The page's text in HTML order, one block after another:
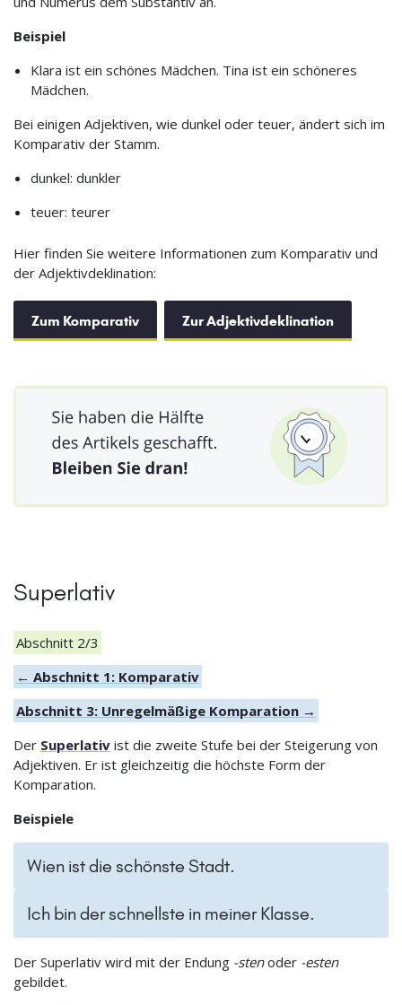
Beispiel
Klara ist ein schönes Mädchen. Tina ist ein schöneres
Mädchen.
Bei einigen Adjektiven, wie dunkel oder teuer, ändert sich im
Komparativ der Stamm.
dunkel: dunkler
teuer: teurer
Hier finden Sie weitere Informationen zum Komparativ und
der Adjektivdeklination:
Zum Komparativ Zur Adjektivdeklination
Superlativ
Abschnitt 2/3
← Abschnitt 1: Komparativ
Abschnitt 3: Unregelmäßige Komparation →
Der Superlativ ist die zweite Stufe bei der Steigerung von
Adjektiven. Er ist gleichzeitig die höchste Form der
Komparation.
Beispiele
Wien ist die schönste Stadt.
Ich bin der schnellste in meiner Klasse.
Der Superlativ wird mit der Endung -stenoder -esten
gebildet.